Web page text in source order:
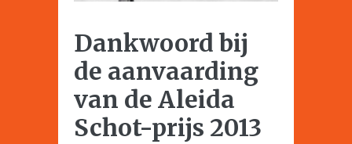
Dankwoord bij
de aanvaarding
van de Aleida
Schot-prijs 2013